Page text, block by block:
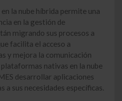
la nube híbrida permite una
en la gestión de
migrando sus procesos a
facilita el acceso a
y mejora la comunicación
nativas en la nube
desarrollar aplicaciones
a sus necesidades específicas.